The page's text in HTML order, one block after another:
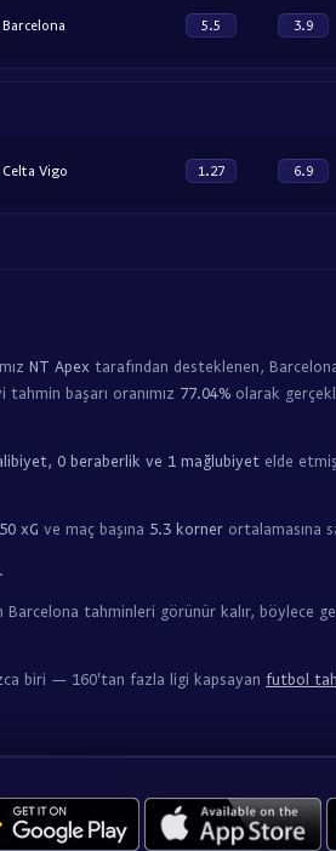
Barcelona 5.5 3.9
Celta Vigo 1.27 6.9
NT Apex tarafından desteklenen,
başarı oranımız 77.04% olarak
0 beraberlik ve 1 mağlubiyet elde
xG ve maç başına 5.3 korner ortalamasına
tahminleri görünür kalır, böylece
biri — 160'tan fazla ligi kapsayan futbol